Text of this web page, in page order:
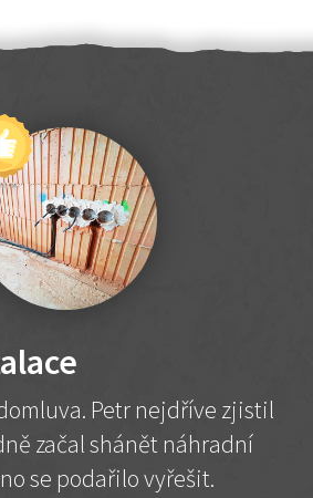
Petr nejdříve zjistil
začal shánět náhradní
se podařilo vyřešit.